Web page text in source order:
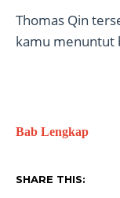
Thomas Qin
kamu menuntut
Bab Lengkap
SHARE THIS: